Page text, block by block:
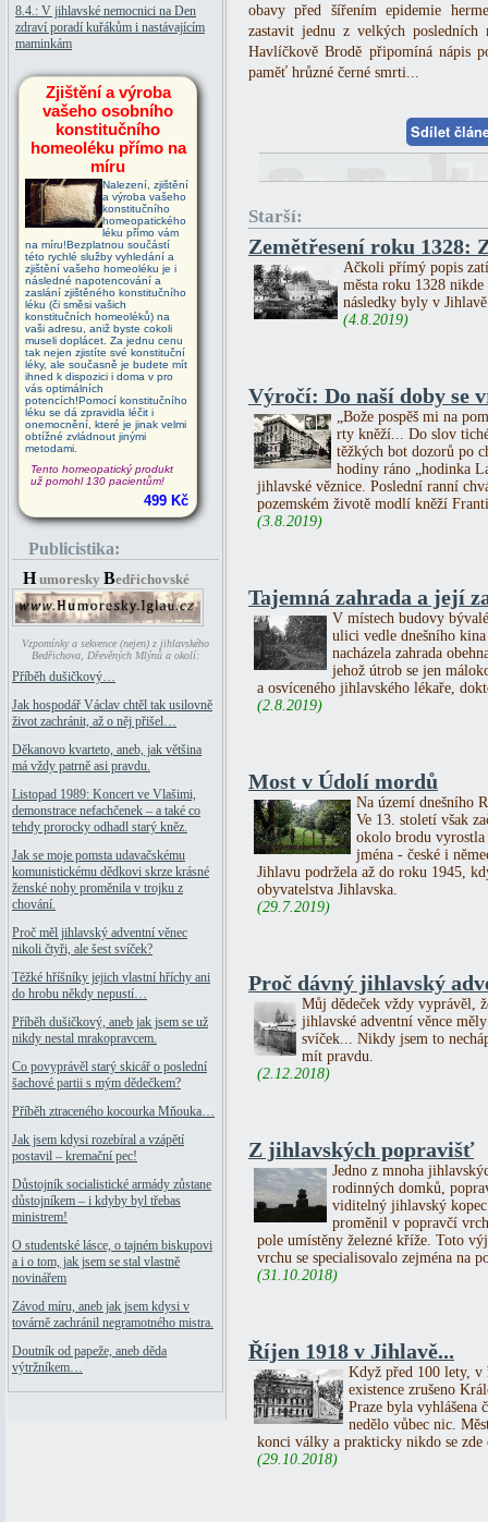
8.4.: V jihlavské nemocnici na Den
zdraví poradí kuřákům i nastávajícím
maminkám
Zjištění a výroba
vašeho osobního
konstitučního
homeoléku přímo na
míru
Nalezení, zjištění
a výroba vašeho
konstitučního
homeopatického
léku přímo vám
na míru!Bezplatnou součástí
této rychlé služby vyhledání a
zjištění vašeho homeoléku je i
následné napotencování a
zaslání zjištěného konstitučního
léku (či směsi vašich
konstitučních homeoléků) na
vaši adresu, aniž byste cokoli
museli doplácet. Za jednu cenu
tak nejen zjistíte své konstituční
léky, ale současně je budete mít
ihned k dispozici i doma v pro
vás optimálních
potencích!Pomocí konstitučního
léku se dá zpravidla léčit i
onemocnění, které je jinak velmi
obtížné zvládnout jinými
metodami.
Tento homeopatický produkt
už pomohl 130 pacientům!
499 Kč
Publicistika:
H umoresky Bedřichovské
Vzpomínky a sekvence (nejen) z jihlavského
Bedřichova, Dřevěných Mlýnů a okolí:
Příběh dušičkový…
Jak hospodář Václav chtěl tak usilovně
život zachránit, až o něj přišel…
Děkanovo kvarteto, aneb, jak většina
má vždy patrně asi pravdu.
Listopad 1989: Koncert ve Vlašimi,
demonstrace nefachčenek – a také co
tehdy prorocky odhadl starý kněz.
Jak se moje pomsta udavačskému
komunistickému dědkovi skrze krásné
ženské nohy proměnila v trojku z
chování.
Proč měl jihlavský adventní věnec
nikoli čtyři, ale šest svíček?
Těžké hříšníky jejich vlastní hříchy ani
do hrobu někdy nepustí…
Příběh dušičkový, aneb jak jsem se už
nikdy nestal mrakopravcem.
Co povyprávěl starý skicář o poslední
šachové partii s mým dědečkem?
Příběh ztraceného kocourka Mňouka…
Jak jsem kdysi rozebíral a vzápětí
postavil – kremační pec!
Důstojník socialistické armády zůstane
důstojníkem – i kdyby byl třebas
ministrem!
O studentské lásce, o tajném biskupovi
a i o tom, jak jsem se stal vlastně
novinářem
Závod míru, aneb jak jsem kdysi v
továrně zachránil negramotného mistra.
Doutník od papeže, aneb děda
výtržníkem…
obavy před šířením epidemie
zastavit jednu z velkých
Havlíčkově Brodě připomíná nápis
paměť hrůzné černé smrti...
Sdílet
Starší:
Zemětřesení roku 1328:
Ačkoli přímý popis
města roku 1328
následky byly v
(4.8.2019)
Výročí: Do naší doby se
„Bože pospěš mi na
rty kněží... Do slov
těžkých bot dozorů po
hodiny ráno „hodinka
jihlavské věznice. Poslední ranní
pozemském životě modlí kněží
(3.8.2019)
Tajemná zahrada a její
V místech budovy
ulici vedle dnešního
nacházela zahrada
jehož útrob se jen
a osvíceného jihlavského lékaře,
(2.8.2019)
Most v Údolí mordů
Na území dnešního
Ve 13. století však
okolo brodu vyrostla
jména - české i
Jihlavu podržela až do roku 1945,
obyvatelstva Jihlavska.
(29.7.2019)
Proč dávný jihlavský
Můj dědeček vždy vyprávěl,
jihlavské adventní věnce
svíček... Nikdy jsem to
mít pravdu.
(2.12.2018)
Z jihlavských popravišť
Jedno z mnoha
rodinných domků,
viditelný jihlavský
proměnil v popravčí
pole umístěny železné kříže. Toto
vrchu se specialisovalo zejména na
(31.10.2018)
Říjen 1918 v Jihlavě...
Když před 100 lety,
existence zrušeno
Praze byla vyhlášena
nedělo vůbec nic.
konci války a prakticky nikdo se zde
(29.10.2018)